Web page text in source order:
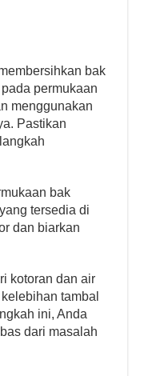
bak
permukaan
menggunakan
Pastikan
bak
tersedia di
dan biarkan
kotoran dan air
tambal
ini, Anda
dari masalah